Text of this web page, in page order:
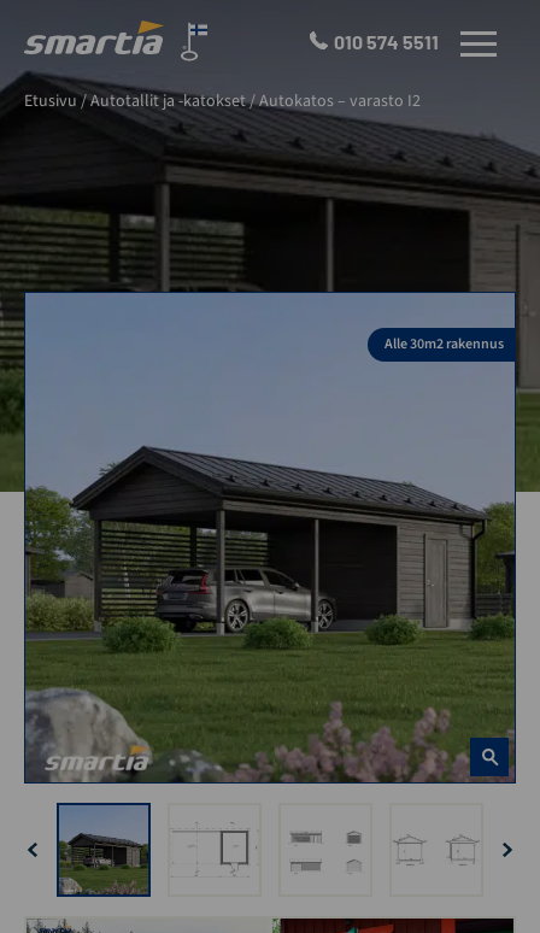
content
Smartia
Oy
010 574 5511 VALIKKO
Etusivu/Autotallit ja -katokset/Autokatos – varasto I2
Alle 30m2 rakennus